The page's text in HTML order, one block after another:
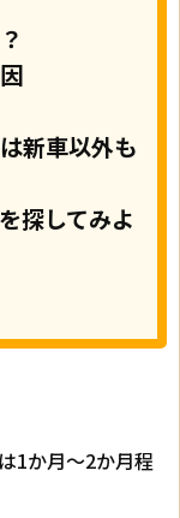
新車以外も
探してみよ
1か月〜2か月程